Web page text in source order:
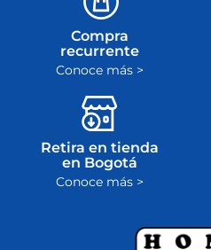
Compra
recurrente
Conoce más >
Retira en tienda
en Bogotá
Conoce más >